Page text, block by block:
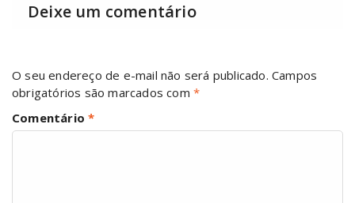
Deixe um comentário
O seu endereço de e-mail não será publicado. Campos
obrigatórios são marcados com *
Comentário*